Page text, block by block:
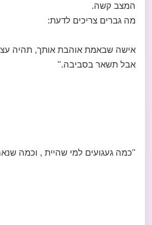
המצב קשה.
מה גברים צריכים לדעת:
אישה שבאמת אוהבת אותך, תהיה
אבל תשאר בסביבה.''
''כמה געגועים למי שהיית , וכמה